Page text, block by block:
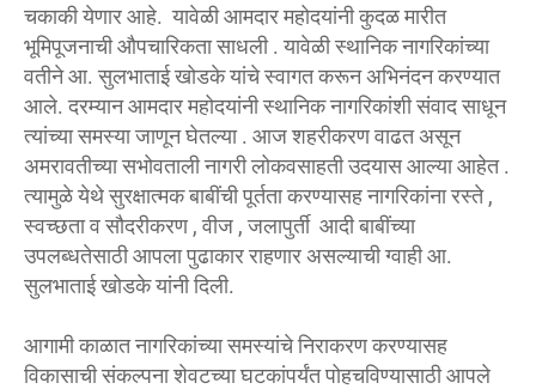
चकाकी येणार आहे. यावेळी आमदार महोदयांनी कुदळ मारीत
भूमिपूजनाची औपचारिकता साधली . यावेळी स्थानिक नागरिकांच्या
वतीने आ. सुलभाताई खोडके यांचे स्वागत करून अभिनंदन करण्यात
आले. दरम्यान आमदार महोदयांनी स्थानिक नागरिकांशी संवाद साधून
त्यांच्या समस्या जाणून घेतल्या . आज शहरीकरण वाढत असून
अमरावतीच्या सभोवताली नागरी लोकवसाहती उदयास आल्या आहेत .
त्यामुळे येथे सुरक्षात्मक बाबींची पूर्तता करण्यासह नागरिकांना रस्ते ,
स्वच्छता व सौदरीकरण , वीज , जलापुर्ती आदी बाबींच्या
उपलब्धतेसाठी आपला पुढाकार राहणार असल्याची ग्वाही आ.
सुलभाताई खोडके यांनी दिली.
आगामी काळात नागरिकांच्या समस्यांचे निराकरण करण्यासह
विकासाची संकल्पना शेवटच्या घटकांपर्यंत पोहचविण्यासाठी आपले